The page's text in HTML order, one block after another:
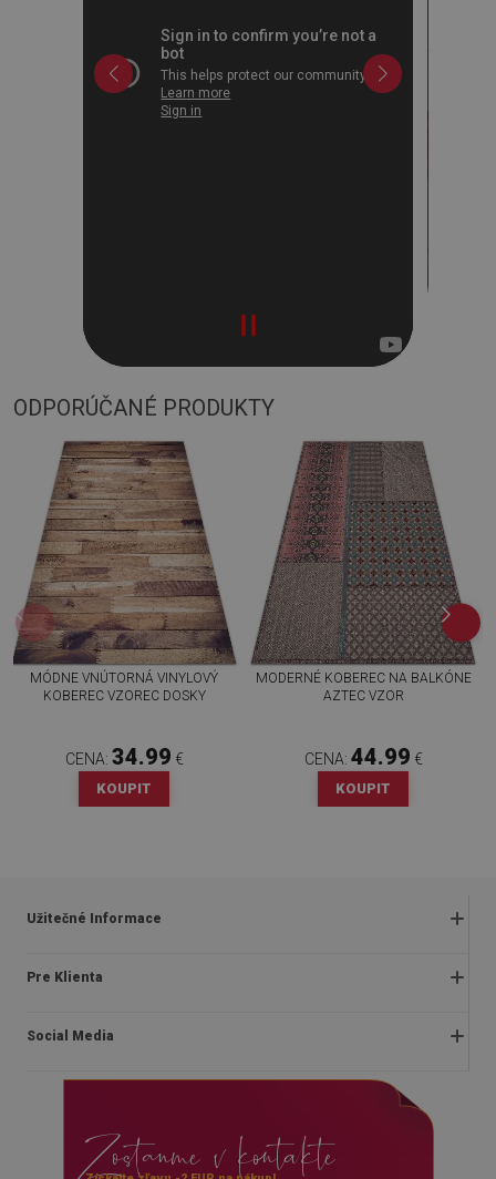
ODPORÚČANÉ PRODUKTY
MÓDNE VNÚTORNÁ VINYLOVÝ
KOBEREC VZOREC DOSKY
CENA: 34.99 €
KOUPIT
MODERNÉ KOBEREC NA BALKÓNE
AZTEC VZOR
CENA: 44.99 €
KOUPIT
Užitečné Informace
Obchodné podmienky
Často kladené otázky
Pre Klienta
O nás
Social Media
instagram
youtube
Zostanme v kontakte